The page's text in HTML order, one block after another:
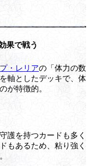
果で戦う
・レリアの「体力の数
軸としたデッキで、体
が特徴的。
護を持つカードも多く
もあるため、粘り強く